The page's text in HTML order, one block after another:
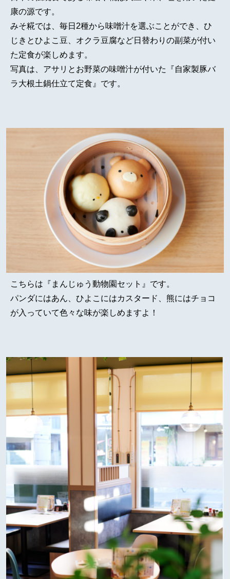
康の源です。
みそ糀では、毎日2種から味噌汁を選ぶことができ、ひ
じきとひよこ豆、オクラ豆腐など日替わりの副菜が付い
た定食が楽しめます。
写真は、アサリとお野菜の味噌汁が付いた『自家製豚バ
ラ大根土鍋仕立て定食』です。
こちらは『まんじゅう動物園セット』です。
パンダにはあん、ひよこにはカスタード、熊にはチョコ
が入っていて色々な味が楽しめますよ！